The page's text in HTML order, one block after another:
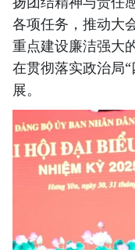
各项任务，推动大
重点建设廉洁强大
在贯彻落实政治局
展。